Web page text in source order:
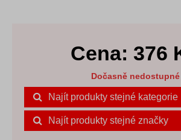
Cena: 376
Dočasně nedostupné
Najít produkty stejné kategorie
Najít produkty stejné značky